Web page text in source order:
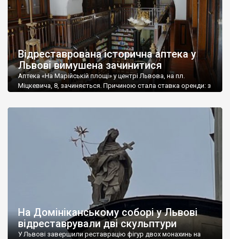
Відреставрована історична аптека у
Львові вимушена зачинитися
Аптека «На Марійській площі» у центрі Львова, на пл.
Міцкевича, 8, зачиняється. Причиною стала ставка оренди: з
повідомили на сайті «D.S.». При цьому суму оренди у мережі
На Домініканському соборі у Львові
відреставрували дві скульптури
У Львові завершили реставрацію фігур двох монахинь на